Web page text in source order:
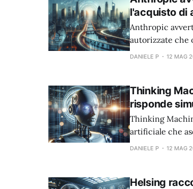
l'acquisto di
Anthropic
autorizzate che
DANIELE P 12 MAG
Thinking
risponde
Thinking
artificiale che
l'interazione
DANIELE P 12 MAG
Helsing